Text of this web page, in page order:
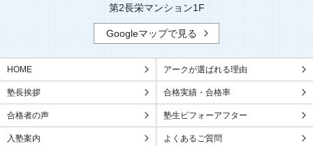
第2長栄マンション1F
Googleマップで見る
HOME アークが選ばれる理由
塾長挨拶 合格実績・合格率
合格者の声 塾生ビフォーアフター
入塾案内 よくあるご質問